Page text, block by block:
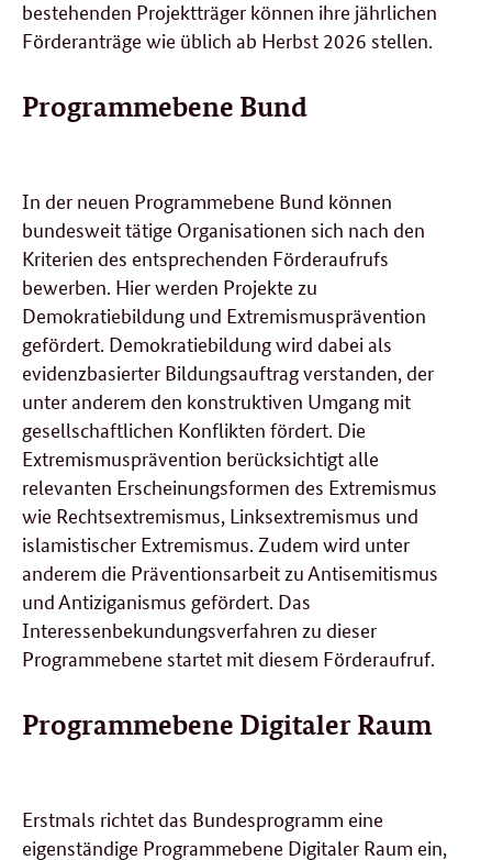
bestehenden Projektträger können ihre jährlichen
Förderanträge wie üblich ab Herbst 2026 stellen.
Programmebene Bund
In der neuen Programmebene Bund können
bundesweit tätige Organisationen sich nach den
Kriterien des entsprechenden Förderaufrufs
bewerben. Hier werden Projekte zu
Demokratiebildung und Extremismusprävention
gefördert. Demokratiebildung wird dabei als
evidenzbasierter Bildungsauftrag verstanden, der
unter anderem den konstruktiven Umgang mit
gesellschaftlichen Konflikten fördert. Die
Extremismusprävention berücksichtigt alle
relevanten Erscheinungsformen des Extremismus
wie Rechtsextremismus, Linksextremismus und
islamistischer Extremismus. Zudem wird unter
anderem die Präventionsarbeit zu Antisemitismus
und Antiziganismus gefördert. Das
Interessenbekundungsverfahren zu dieser
Programmebene startet mit diesem Förderaufruf.
Programmebene Digitaler Raum
Erstmals richtet das Bundesprogramm eine
eigenständige Programmebene Digitaler Raum ein,